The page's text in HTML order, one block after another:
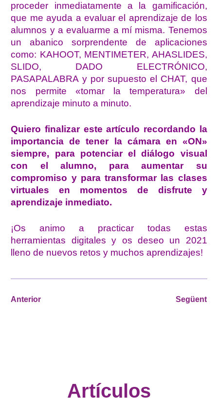
proceder inmediatamente a la gamificación,
que me ayuda a evaluar el aprendizaje de los
alumnos y a evaluarme a mí misma. Tenemos
un abanico sorprendente de aplicaciones
como: KAHOOT, MENTIMETER, AHASLIDES,
SLIDO, DADO ELECTRÓNICO,
PASAPALABRA y por supuesto el CHAT, que
nos permite «tomar la temperatura» del
aprendizaje minuto a minuto.
Quiero finalizar este artículo recordando la
importancia de tener la cámara en «ON»
siempre, para potenciar el diálogo visual
con el alumno, para aumentar su
compromiso y para transformar las clases
virtuales en momentos de disfrute y
aprendizaje inmediato.
¡Os animo a practicar todas estas
herramientas digitales y os deseo un 2021
lleno de nuevos retos y muchos aprendizajes!
Anterior Següent
Artículos